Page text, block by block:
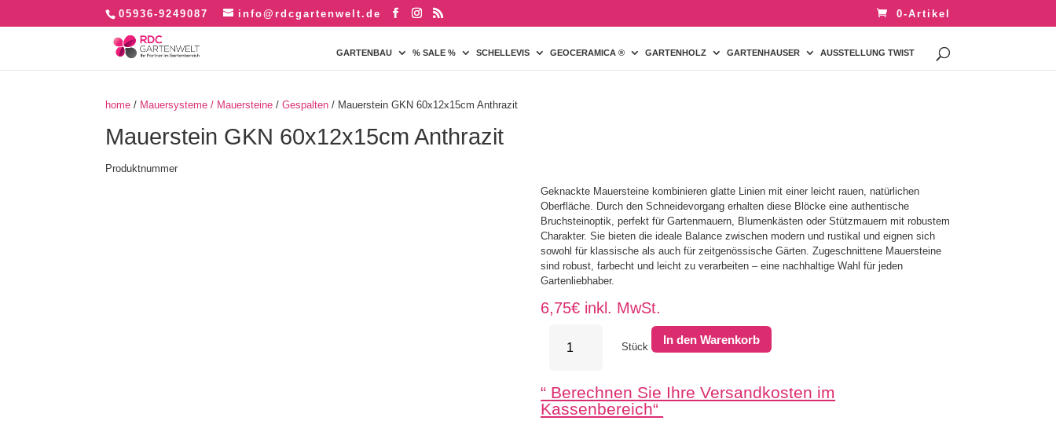
05936-9249087 info@rdcgartenwelt.de 0-Artikel
GARTENBAU % SALE % SCHELLEVIS GEOCERAMICA ® GARTENHOLZ GARTENHAUSER AUSSTELLUNG TWIST
home / Mauersysteme / Mauersteine /Gespalten / Mauerstein GKN 60x12x15cm Anthrazit
Mauerstein GKN 60x12x15cm Anthrazit
Produktnummer
Geknackte Mauersteine kombinieren glatte Linien mit einer leicht rauen, natürlichen
Oberfläche. Durch den Schneidevorgang erhalten diese Blöcke eine authentische
Bruchsteinoptik, perfekt für Gartenmauern, Blumenkästen oder Stützmauern mit robustem
Charakter. Sie bieten die ideale Balance zwischen modern und rustikal und eignen sich
sowohl für klassische als auch für zeitgenössische Gärten. Zugeschnittene Mauersteine ​​
sind robust, farbecht und leicht zu verarbeiten – eine nachhaltige Wahl für jeden
Gartenliebhaber.
6,75€ inkl. MwSt.
GKN
Menge
Stück
In den Warenkorb
“ Berechnen Sie Ihre Versandkosten im
Kassenbereich“